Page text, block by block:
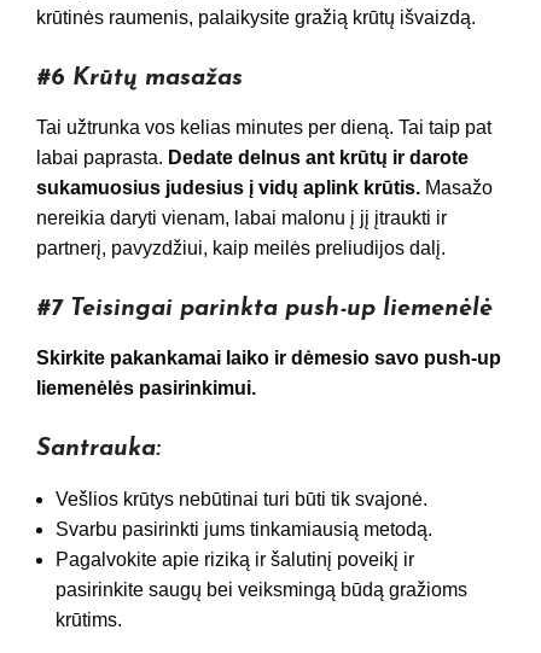
krūtinės raumenis, palaikysite gražią krūtų išvaizdą.
#6 Krūtų masažas
Tai užtrunka vos kelias minutes per dieną. Tai taip pat
labai paprasta. Dedate delnus ant krūtų ir darote
sukamuosius judesius į vidų aplink krūtis. Masažo
nereikia daryti vienam, labai malonu į jį įtraukti ir
partnerį, pavyzdžiui, kaip meilės preliudijos dalį.
#7 Teisingai parinkta push-up liemenėlė
Skirkite pakankamai laiko ir dėmesio savo push-up
liemenėlės pasirinkimui.
Santrauka:
Vešlios krūtys nebūtinai turi būti tik svajonė.
Svarbu pasirinkti jums tinkamiausią metodą.
Pagalvokite apie riziką ir šalutinį poveikį ir
pasirinkite saugų bei veiksmingą būdą gražioms
krūtims.